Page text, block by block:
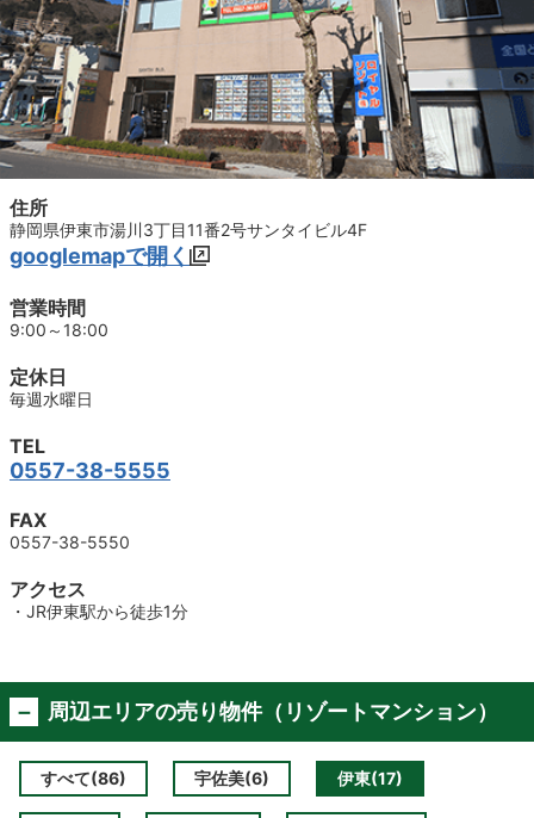
住所
静岡県伊東市湯川3丁目11番2号サンタイビル4F
googlemapで開く
営業時間
9:00～18:00
定休日
毎週水曜日
TEL
0557-38-5555
FAX
0557-38-5550
アクセス
・JR伊東駅から徒歩1分
周辺エリアの売り物件（リゾートマンション）
すべて(86) 宇佐美(6) 伊東(17)